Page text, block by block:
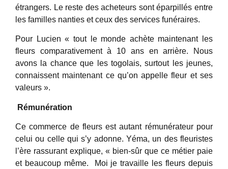
étrangers. Le reste des acheteurs sont éparpillés entre
les familles nanties et ceux des services funéraires.
Pour Lucien « tout le monde achète maintenant les
fleurs comparativement à 10 ans en arrière. Nous
avons la chance que les togolais, surtout les jeunes,
connaissent maintenant ce qu’on appelle fleur et ses
valeurs ».
Rémunération
Ce commerce de fleurs est autant rémunérateur pour
celui ou celle qui s’y adonne. Yéma, un des fleuristes
l’ère rassurant explique, « bien-sûr que ce métier paie
et beaucoup même. Moi je travaille les fleurs depuis